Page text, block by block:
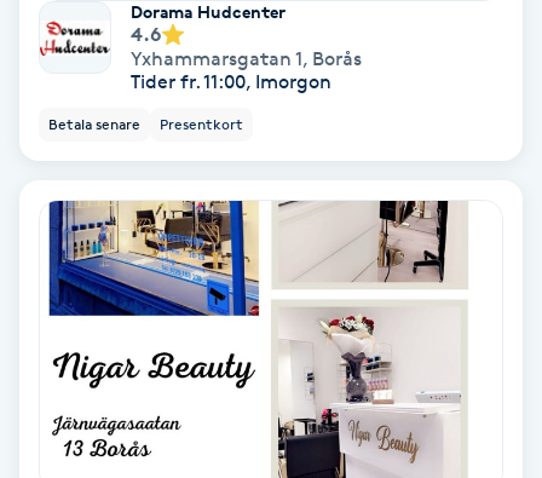
Ombre brows
Ombre naglar
Ortobionomi
Ortopedi
Osteopati
Paraffinbehandling
Dorama Hudcenter
4.6
Yxhammarsgatan 1, Borås
Tider fr. 11:00, Imorgon
Betala senare Presentkort